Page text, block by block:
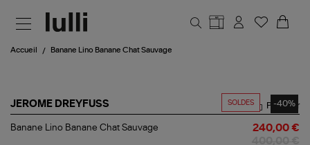
Accueil Banane Lino Banane Chat Sauvage
SOLDES -40%
JEROME DREYFUSS
Banane
Partager
Banane Lino Banane Chat Sauvage 240,00 €